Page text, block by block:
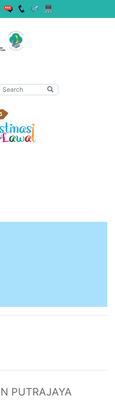
PUTRAJAYA